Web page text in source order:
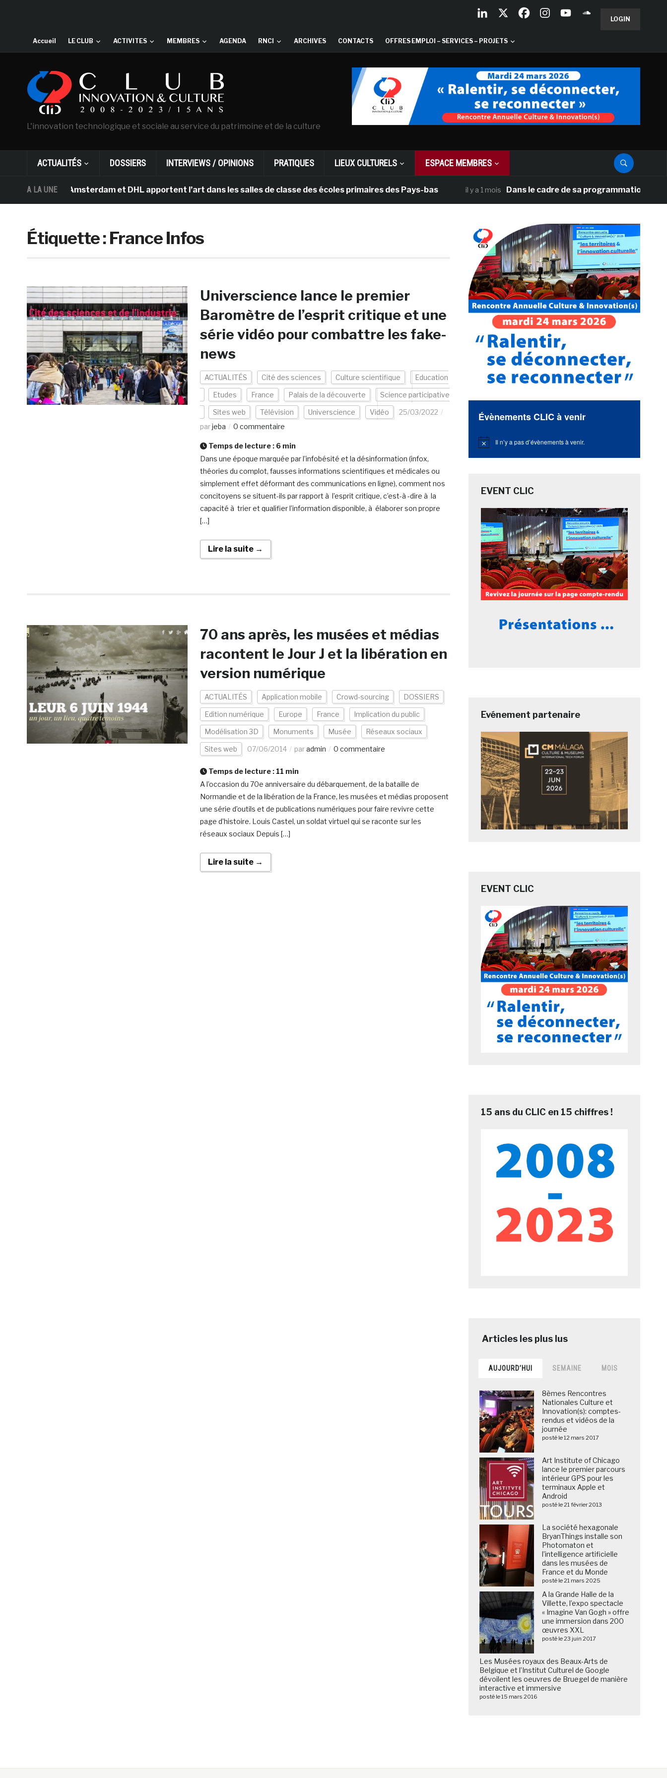
LOGIN
Accueil LE CLUB ACTIVITES MEMBRES AGENDA RNCI ARCHIVES CONTACTS OFFRES EMPLOI – SERVICES – PROJETS
L'innovation technologique et sociale au service du patrimoine et de la culture
ACTUALITÉS DOSSIERS INTERVIEWS / OPINIONS PRATIQUES LIEUX CULTURELS ESPACE MEMBRES
A LA UNE
Gogh d’Amsterdam et DHL apportent l’art dans les salles de classe des écoles primaires des Pays-bas il y a 1 mois Dans le cadre de sa programmation
Étiquette :France Infos
Universcience lance le premier
Baromètre de l’esprit critique et une
série vidéo pour combattre les fake-
news
ACTUALITÉS Cité des sciences Culture scientifique Education
Etudes France Palais de la découverte Science participative
Sites web Télévision Universcience Vidéo
25/03/2022
parjeba 0 commentaire
Temps de lecture : 6 min
Dans une époque marquée par l’infobésité et la désinformation (infox,
théories du complot, fausses informations scientifiques et médicales ou
simplement effet déformant des communications en ligne), comment nos
concitoyens se situent-ils par rapport à l’esprit critique, c’est-à -dire à la
capacité à trier et qualifier l’information disponible, à élaborer son propre
[…]
Lire la suite →
70 ans après, les musées et médias
racontent le Jour J et la libération en
version numérique
ACTUALITÉS Application mobile Crowd-sourcing DOSSIERS
Edition numérique Europe France Implication du public
Modélisation 3D Monuments Musée Réseaux sociaux
Sites web 07/06/2014 paradmin 0 commentaire
Temps de lecture : 11 min
A l’occasion du 70e anniversaire du débarquement, de la bataille de
Normandie et de la libération de la France, les musées et médias proposent
une série d’outils et de publications numériques pour faire revivre cette
page d’histoire. Louis Castel, un soldat virtuel qui se raconte sur les
réseaux sociaux Depuis […]
Lire la suite →
Évènements CLIC à venir
Notice Il n’y a pas d’évènements à venir.
EVENT CLIC
Evénement partenaire
EVENT CLIC
15 ans du CLIC en 15 chiffres !
AUJOURD’HUI SEMAINE MOIS
8èmes Rencontres
Nationales Culture et
Innovation(s): comptes-
rendus et vidéos de la
journée
posté le 12 mars 2017
Art Institute of Chicago
lance le premier parcours
intérieur GPS pour les
terminaux Apple et
Android
posté le 21 février 2013
La société hexagonale
BryanThings installe son
Photomaton et
l’intelligence artificielle
dans les musées de
France et du Monde
posté le 21 mars 2025
A la Grande Halle de la
Villette, l’expo spectacle
« Imagine Van Gogh » offre
une immersion dans 200
œuvres XXL
posté le 23 juin 2017
Les Musées royaux des Beaux-Arts de
Belgique et l’Institut Culturel de Google
dévoilent les oeuvres de Bruegel de manière
interactive et immersive
posté le 15 mars 2016